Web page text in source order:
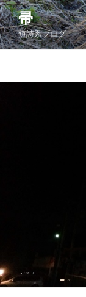
コ
ン
テ
ン
帚
短詩系ブログ